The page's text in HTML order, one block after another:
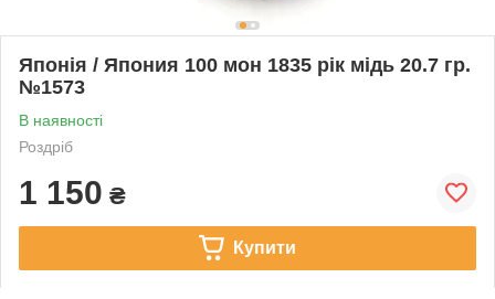
Японія / Япония 100 мон 1835 рік мідь 20.7 гр.
№1573
В наявності
Роздріб
1 150 ₴
Купити